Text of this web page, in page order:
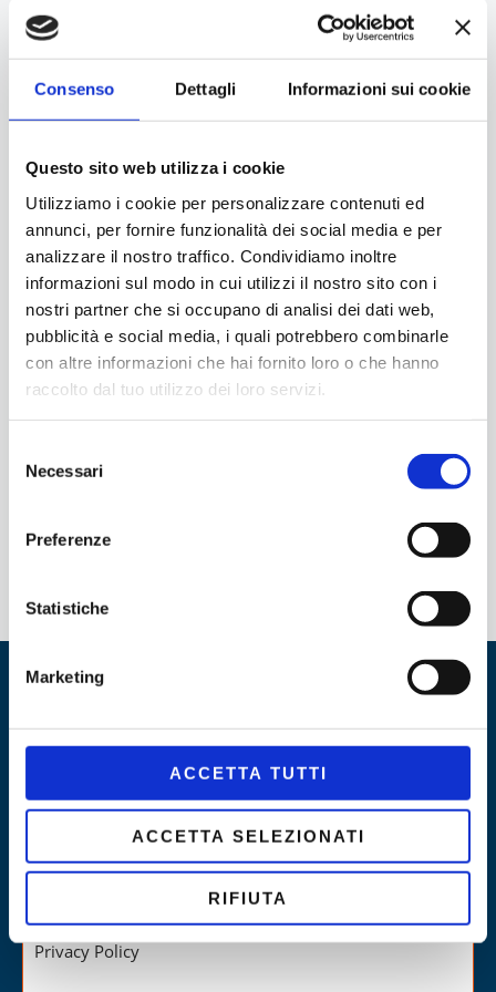
Consenso Dettagli Informazioni sui cookie
Questo sito web utilizza i cookie
Utilizziamo i cookie per personalizzare contenuti ed
annunci, per fornire funzionalità dei social media e per
analizzare il nostro traffico. Condividiamo inoltre
informazioni sul modo in cui utilizzi il nostro sito con i
nostri partner che si occupano di analisi dei dati web,
pubblicità e social media, i quali potrebbero combinarle
con altre informazioni che hai fornito loro o che hanno
raccolto dal tuo utilizzo dei loro servizi.
delNecessari
Preferenze
Statistiche
Marketing
ACCETTA TUTTI
ACCETTA SELEZIONATI
RIFIUTA
Privacy Policy
Info Appartamento
Galleria
Disponibilità